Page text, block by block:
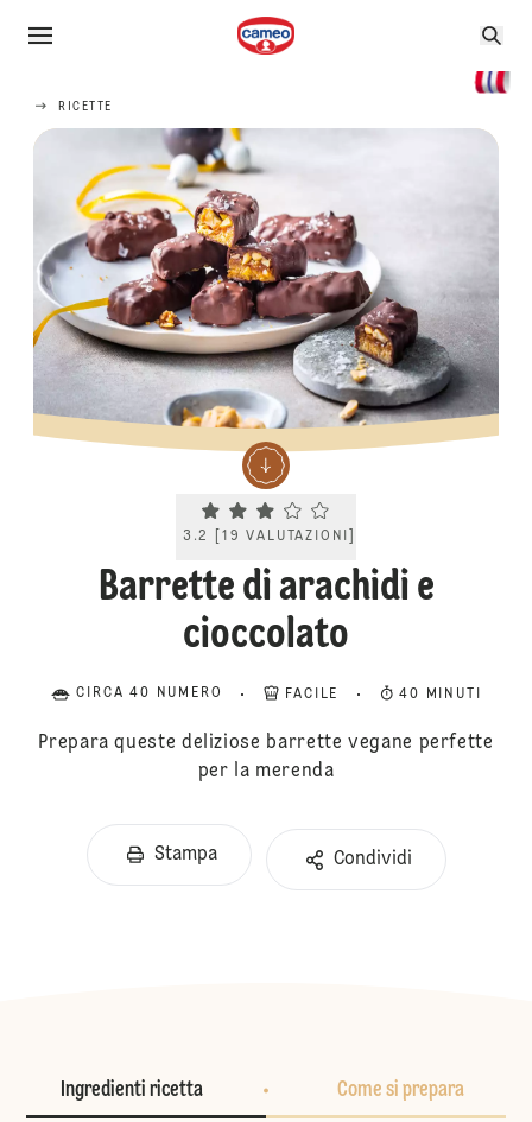
RICETTE
Current rating 3.2. Click to rate.
3.2 [19 VALUTAZIONI
Barrette di arachidi e
cioccolato
CIRCA 40 NUMERO FACILE 40 MINUTI
Prepara queste deliziose barrette vegane perfette
per la merenda
Stampa Condividi
Ingredienti ricetta Come si prepara